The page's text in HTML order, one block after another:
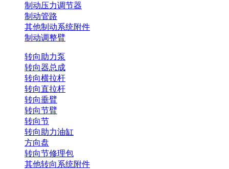
制动压力调节器
制动管路
其他制动系统附件
制动调整臂
转向助力泵
转向器总成
转向横拉杆
转向直拉杆
转向垂臂
转向节臂
转向节
转向助力油缸
方向盘
转向节修理包
其他转向系统附件